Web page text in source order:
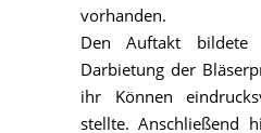
vorhanden.
Den Auftakt bildete
Darbietung der
ihr Können
stellte. Anschließend